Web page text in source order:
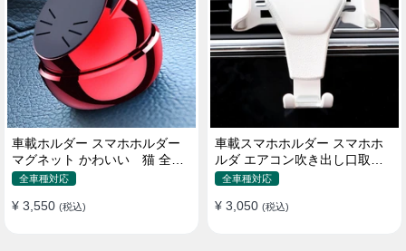
車載ホルダー スマホホルダー
マグネット かわいい 猫 全機
種 片手操作
全車種対応
¥ 3,550 (税込)
車載スマホホルダー スマホホ
ルダ エアコン吹き出し口取り
付け 全機種 可愛い アニメ
全車種対応
¥ 3,050 (税込)